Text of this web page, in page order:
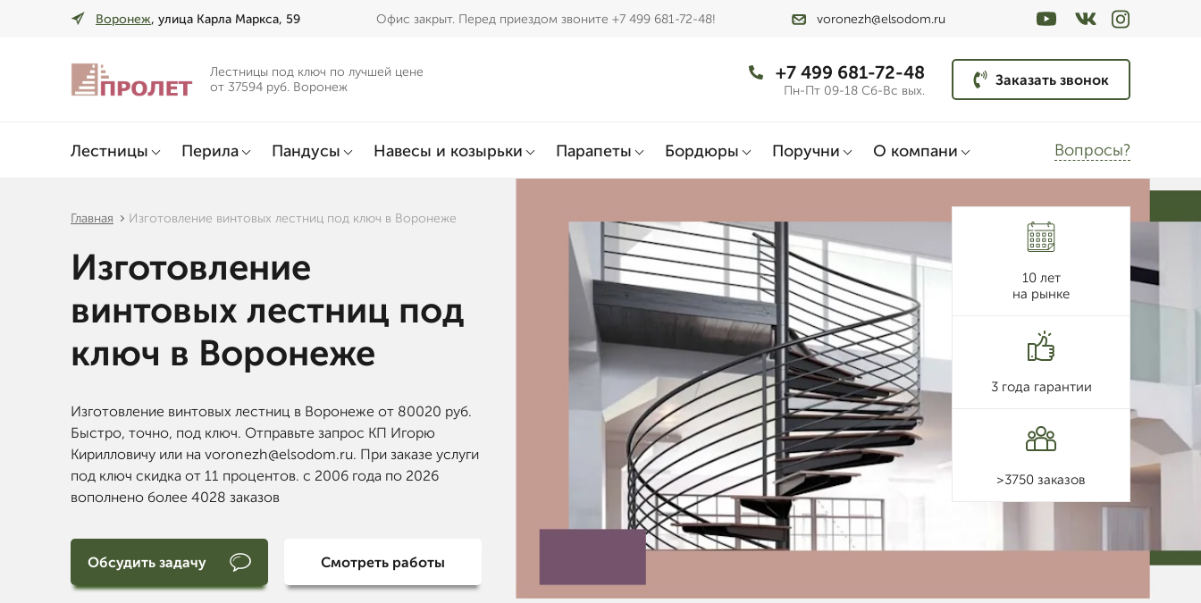
Воронеж, улица Карла Маркса, 59 Офис закрыт. Перед приездом звоните +7 499 681-72-48! voronezh@elsodom.ru
Лестницы под ключ по лучшей цене
от 37594 руб. Воронеж
+7 499 681-72-48
Пн-Пт 09-18 Сб-Вс вых.
Заказать звонок
Лестницы Перила Пандусы Навесы и козырьки Парапеты Бордюры Поручни О компани Вопросы?
Главная Изготовление винтовых лестниц под ключ в Воронеже
Изготовление
винтовых лестниц под
ключ в Воронеже
Изготовление винтовых лестниц в Воронеже от 80020 руб.
Быстро, точно, под ключ. Отправьте запрос КП Игорю
Кирилловичу или на voronezh@elsodom.ru. При заказе услуги
под ключ скидка от 11 процентов. с 2006 года по 2026
вополнено более 4028 заказов
Обсудить задачу Смотреть работы
10 лет
на рынке
3 года гарантии
>3750 заказов